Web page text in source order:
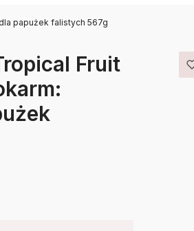
papużek falistych 567g
Fruit